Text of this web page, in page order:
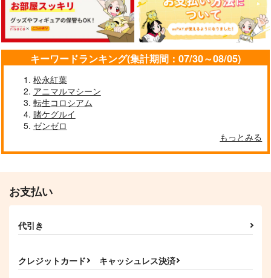
キーワードランキング(集計期間：07/30～08/05)
松永紅葉
アニマルマシーン
転生コロシアム
賭ケグルイ
ゼンゼロ
もっとみる
お支払い
代引き
クレジットカード キャッシュレス決済